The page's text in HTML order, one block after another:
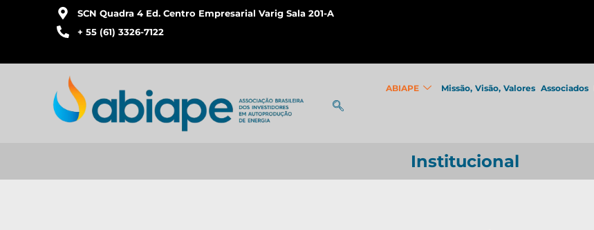
SCN Quadra 4 Ed. Centro Empresarial Varig Sala 201-A
+ 55 (61) 3326-7122
ABIAPE Missão, Visão, Valores Associados
Institucional